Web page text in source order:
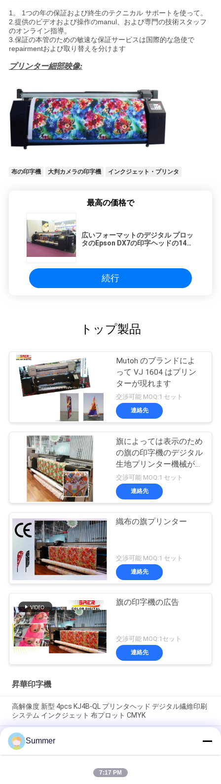
1。 1つの年の保証および終生のテクニカル サポートを使って。
2.提供のビデオおよび操作のmanul、および専門の技術スタッフ
のオンライン指導。
3.保証の本管のための敏速な保証サービスは国際的な急使で
repairmentおよび取り替えを分けます
プリンター細部映像:
布の印字機 大判カメラの印字機 インクジェット・プリンタ
最高の価格で
広いフォーマットのデジタル プロッ
タのEpson DX7の印字ヘッドの1440
続行
トップ製品
Mutoh のブランドによ
って VJ 1604 はプリン
ターが現れます
交渉可能 MOQ:1 セット
連絡先
旗によっては表示のため
の旗の印字機のデジタル
生地プリンター機械が現
れます
交渉可能 MOQ:1 セット
連絡先
織布の旗プリンター
交渉可能 MOQ:1 セット
連絡先
旗の印字機の広告
交渉可能 MOQ:1セット
連絡先
昇華印字機
高解像度 新型 4pcs KJ4B-QL プリンタヘッド デジタル繊維印刷
システム インクジェット 布プロット CMYK
新しいモデル インクジェット繊維プリンター 遠赤外線ヒーター
オールインワンマシン ピンメント&サブライメーションインク
付き布印刷システム
デジタルメーカー 工場価格 織物印刷システム 大型 I3200A1 高
Summer
7:17 PM